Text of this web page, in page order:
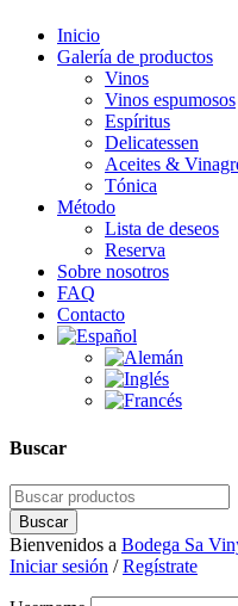
Inicio
Galería de productos
Vinos
Vinos espumosos
Espíritus
Delicatessen
Aceites &
Tónica
Método
Lista de deseos
Reserva
Sobre nosotros
FAQ
Contacto
Buscar
Bienvenidos a Bodega Sa
Iniciar sesión /Regístrate